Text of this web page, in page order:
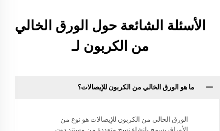
الأسئلة الشائعة حول الورق الخالي
من الكربون لـ
ما هو الورق الخالي من الكربون للإيصالات؟
الورق الخالي من الكربون للإيصالات هو نوع من